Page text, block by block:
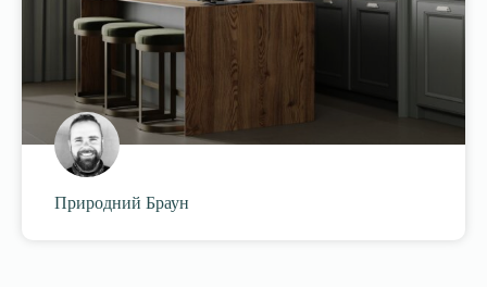
Природний Браун